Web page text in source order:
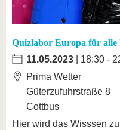
Quizlabor Europa für alle
11.05.2023 | 18:30 -
Prima Wetter
Güterzufuhrstraße 8
Cottbus
Hier wird das Wisssen